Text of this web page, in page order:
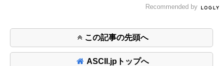
Recommended by
この記事の先頭へ
ASCII.jpトップへ